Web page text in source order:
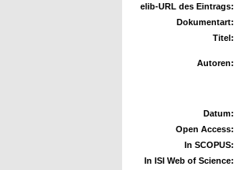
elib-URL des Eintrags:
Dokumentart:
Titel:
Autoren:
Datum:
Open Access:
In SCOPUS:
In ISI Web of Science: